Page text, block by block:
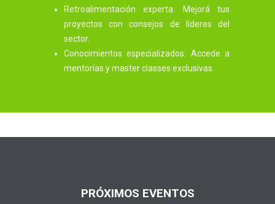
Retroalimentación experta: Mejorá tus
proyectos con consejos de líderes del
sector.
Conocimientos especializados: Accede a
mentorías y master classes exclusivas.
PRÓXIMOS EVENTOS